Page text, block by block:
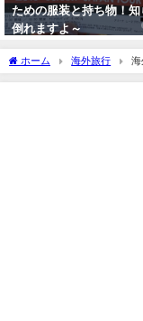
と持ち物！知らないと
～
ホーム 海外旅行
海
の調味料事情とは？